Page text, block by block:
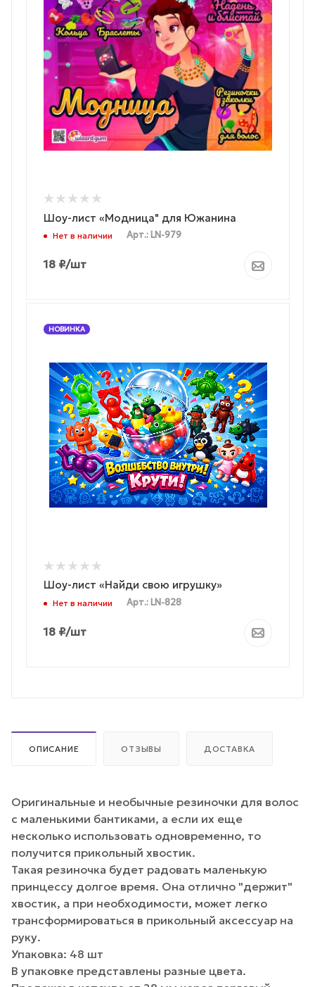
Шоу-лист «Модница" для Южанина
Нет в наличии Арт.: LN-979
18 ₽/шт
НОВИНКА
Шоу-лист «Найди свою игрушку»
Нет в наличии Арт.: LN-828
18 ₽/шт
ОПИСАНИЕ ОТЗЫВЫ ДОСТАВКА
Оригинальные и необычные резиночки для волос
с маленькими бантиками, а если их еще
несколько использовать одновременно, то
получится прикольный хвостик.
Такая резиночка будет радовать маленькую
принцессу долгое время. Она отлично "держит"
хвостик, а при необходимости, может легко
трансформироваться в прикольный аксессуар на
руку.
Упаковка: 48 шт
В упаковке представлены разные цвета.